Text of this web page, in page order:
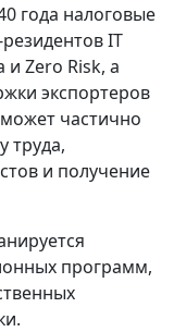
года налоговые
IT
Zero Risk, а
экспортеров
частично
труда,
и получение
программ,